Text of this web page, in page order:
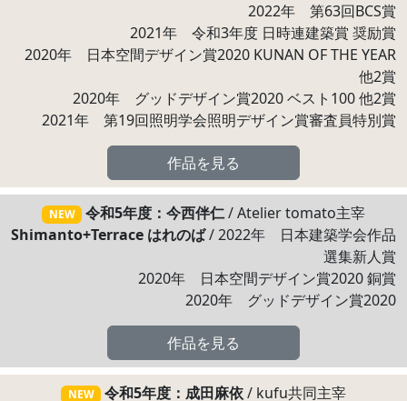
2022年 第63回BCS賞
2021年 令和3年度 日時連建築賞 奨励賞
2020年 日本空間デザイン賞2020 KUNAN OF THE YEAR
他2賞
2020年 グッドデザイン賞2020 ベスト100 他2賞
2021年 第19回照明学会照明デザイン賞審査員特別賞
作品を見る
NEW 令和5年度：今西伴仁/ Atelier tomato主宰
Shimanto+Terrace はれのば/ 2022年 日本建築学会作品
選集新人賞
2020年 日本空間デザイン賞2020 銅賞
2020年 グッドデザイン賞2020
作品を見る
NEW 令和5年度：成田麻依/ kufu共同主宰